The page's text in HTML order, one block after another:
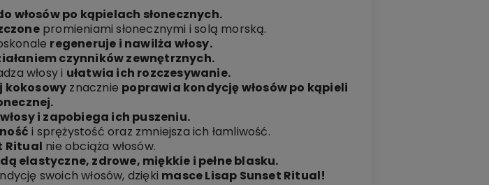
włosów po kąpielach słonecznych.
promieniami słonecznymi i solą morską.
regeneruje i nawilża włosy.
czynników zewnętrznych.
włosy i ułatwia ich rozczesywanie.
kokosowy znacznie poprawia kondycję włosów po kąpieli
i zapobiega ich puszeniu.
i sprężystość oraz zmniejsza ich łamliwość.
Ritual nie obciąża włosów.
elastyczne, zdrowe, miękkie i pełne blasku.
swoich włosów, dzięki masce Lisap Sunset Ritual!